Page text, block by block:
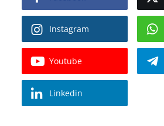
Instagram
Youtube
Linkedin